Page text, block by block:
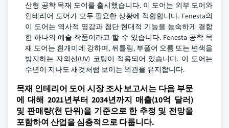
산형 공학 목재 도어를 출시했습니다. 이 도어는 외부 도어와
인테리어 도어가 모두 필요한 상황에 적합합니다. Fenesta의
이 도어는 역사적 영감과 첨단 현대적 기능을 능숙하게 결합
한 하나의 예술 작품이라고 할 수 있습니다. Fenesta 공학 목
재 도어는 흰개미에 강하며, 뒤틀림, 부풀어 오름 또는 변색을
방지하는 자외선(UV) 코팅이 적용되어 있습니다. 이 도어는
수년이 지나도 새것처럼 보이는 외관을 유지합니다.
목재 인테리어 도어 시장 조사 보고서는 다음 부문
에 대해 2021년부터 2034년까지 매출(10억 달러)
및 판매량(천 단위)을 기준으로 한 추정 및 전망을
포함하여 산업을 심층적으로 다룹니다.